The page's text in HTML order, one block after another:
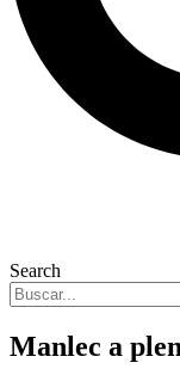
Search
Manlec a